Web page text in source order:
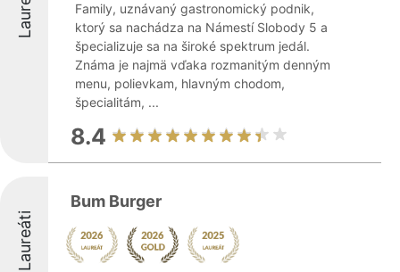
Family, uznávaný gastronomický podnik,
ktorý sa nachádza na Námestí Slobody 5 a
špecializuje sa na široké spektrum jedál.
Známa je najmä vďaka rozmanitým denným
menu, polievkam, hlavným chodom,
špecialitám, ...
8.4
Laureáti
Bum Burger